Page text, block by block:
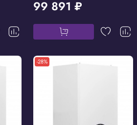
99 891 ₽
-28%